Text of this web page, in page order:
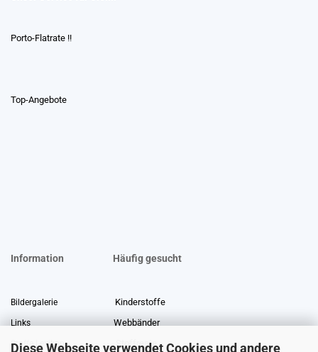
Diese Webseite verwendet Cookies und andere
Porto-Flatrate !!
Top-Angebote
Information Häufig gesucht
Bildergalerie Kinderstoffe
Links Webbänder
Stoffe Lexikon Stoffreste